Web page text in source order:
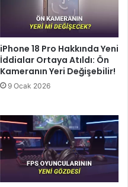
iPhone 18 Pro Hakkında Yeni
İddialar Ortaya Atıldı: Ön
Kameranın Yeri Değişebilir!
9 Ocak 2026